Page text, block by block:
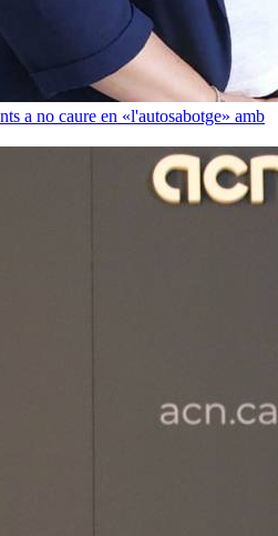
a no caure en «l'autosabotge» amb